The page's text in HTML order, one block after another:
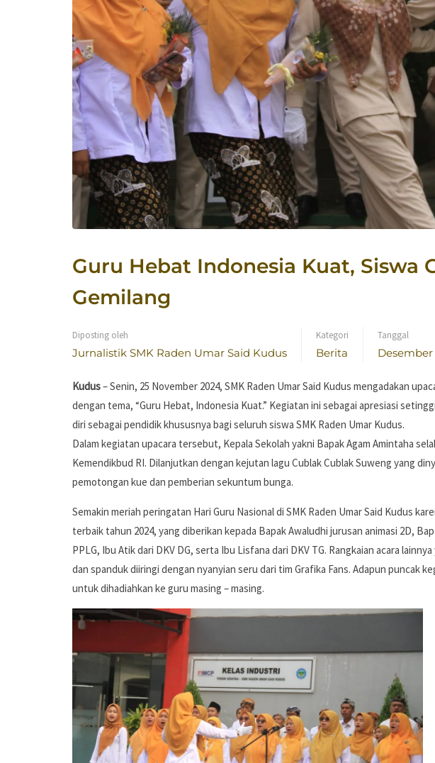
Guru Hebat Indonesia Kuat, Siswa
Gemilang
Diposting oleh
Jurnalistik SMK Raden Umar Said Kudus
Kategori
Berita
Tanggal
Desember
Kudus– Senin, 25 November 2024, SMK Raden Umar Said Kudus mengadakan
dengan tema, “Guru Hebat, Indonesia Kuat.” Kegiatan ini sebagai apresiasi
diri sebagai pendidik khususnya bagi seluruh siswa SMK Raden Umar Kudus.
Dalam kegiatan upacara tersebut, Kepala Sekolah yakni Bapak Agam Amintaha
Kemendikbud RI. Dilanjutkan dengan kejutan lagu Cublak Cublak Suweng yang
pemotongan kue dan pemberian sekuntum bunga.
Semakin meriah peringatan Hari Guru Nasional di SMK Raden Umar Said Kudus
terbaik tahun 2024, yang diberikan kepada Bapak Awaludhi jurusan animasi 2D,
PPLG, Ibu Atik dari DKV DG, serta Ibu Lisfana dari DKV TG. Rangkaian acara
dan spanduk diiringi dengan nyanyian seru dari tim Grafika Fans. Adapun puncak
untuk dihadiahkan ke guru masing – masing.